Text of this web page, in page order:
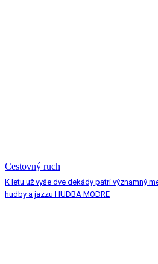
Cestovný ruch
K letu už vyše dve dekády patrí významný
hudby a jazzu HUDBA MODRE